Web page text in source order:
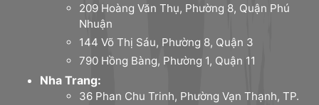
209 Hoàng Văn Thụ, Phường 8, Quận Phú
Nhuận
144 Võ Thị Sáu, Phường 8, Quận 3
790 Hồng Bàng, Phường 1, Quận 11
Nha Trang:
36 Phan Chu Trinh, Phường Vạn Thạnh, TP.